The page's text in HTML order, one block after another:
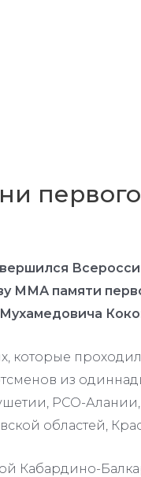
ММА памяти
которые
из
РСО-
областей,
Кабардино-